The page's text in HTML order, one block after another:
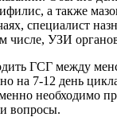
а также
специалист
числе, УЗИ
ГСГ между
на 7-12 день
необходимо
вопросы.